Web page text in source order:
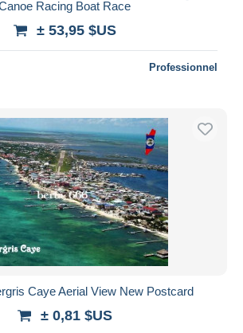
Racing Boat Race
± 53,95 $US
Professionnel
Caye Aerial View New Postcard
± 0,81 $US